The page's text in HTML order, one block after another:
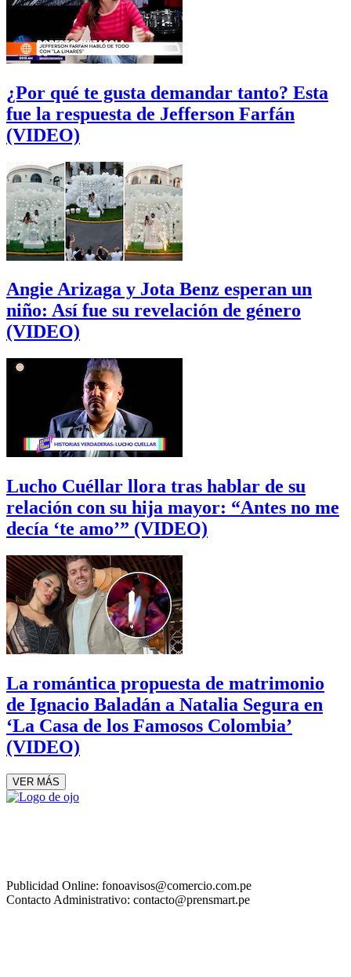
¿Por qué te gusta demandar tanto? Esta
fue la respuesta de Jefferson Farfán
(VIDEO)
Angie Arizaga y Jota Benz esperan un
niño: Así fue su revelación de género
(VIDEO)
Lucho Cuéllar llora tras hablar de su
relación con su hija mayor: “Antes no me
decía ‘te amo’” (VIDEO)
La romántica propuesta de matrimonio
de Ignacio Baladán a Natalia Segura en
‘La Casa de los Famosos Colombia’
(VIDEO)
VER MÁS
Publicidad Online: fonoavisos@comercio.com.pe
Contacto Administrativo: contacto@prensmart.pe